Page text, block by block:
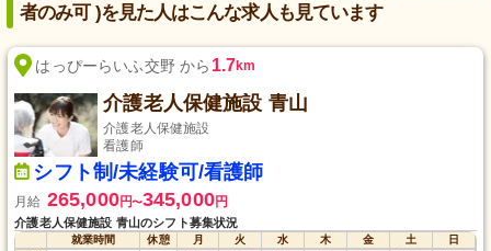
者のみ可 )を見た人はこんな求人も見ています
はっぴーらいふ交野 から 1.7km
介護老人保健施設 青山
介護老人保健施設
看護師
シフト制/未経験可/看護師
月給 265,000円〜345,000円
介護老人保健施設 青山のシフト募集状況
就業時間 休憩 月 火 水 木 金 土
日